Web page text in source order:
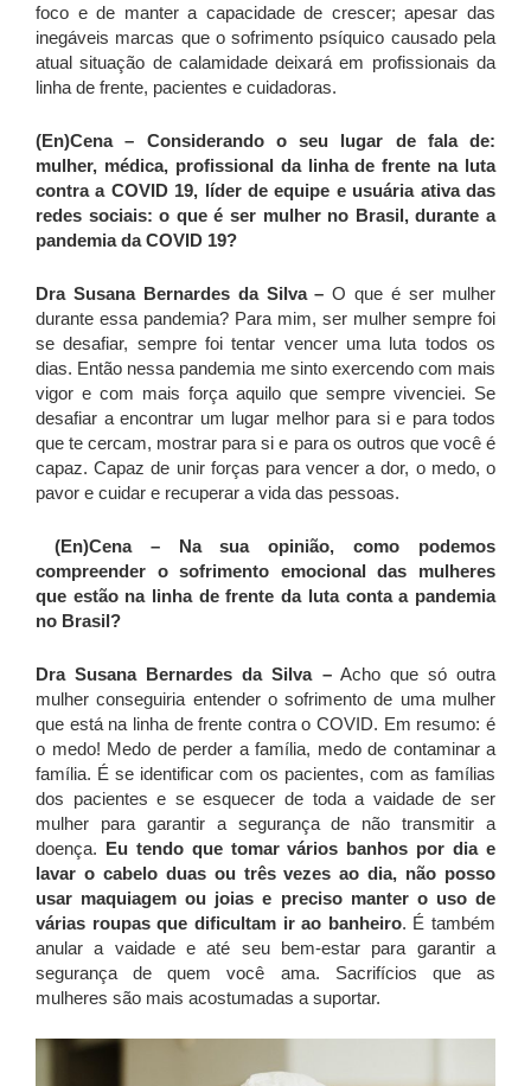
foco e de manter a capacidade de crescer; apesar das
inegáveis marcas que o sofrimento psíquico causado pela
atual situação de calamidade deixará em profissionais da
linha de frente, pacientes e cuidadoras.
(En)Cena – Considerando o seu lugar de fala de:
mulher, médica, profissional da linha de frente na luta
contra a COVID 19, líder de equipe e usuária ativa das
redes sociais: o que é ser mulher no Brasil, durante a
pandemia da COVID 19?
Dra Susana Bernardes da Silva – O que é ser mulher
durante essa pandemia? Para mim, ser mulher sempre foi
se desafiar, sempre foi tentar vencer uma luta todos os
dias. Então nessa pandemia me sinto exercendo com mais
vigor e com mais força aquilo que sempre vivenciei. Se
desafiar a encontrar um lugar melhor para si e para todos
que te cercam, mostrar para si e para os outros que você é
capaz. Capaz de unir forças para vencer a dor, o medo, o
pavor e cuidar e recuperar a vida das pessoas.
(En)Cena – Na sua opinião, como podemos
compreender o sofrimento emocional das mulheres
que estão na linha de frente da luta conta a pandemia
no Brasil?
Dra Susana Bernardes da Silva –Acho que só outra
mulher conseguiria entender o sofrimento de uma mulher
que está na linha de frente contra o COVID. Em resumo: é
o medo! Medo de perder a família, medo de contaminar a
família. É se identificar com os pacientes, com as famílias
dos pacientes e se esquecer de toda a vaidade de ser
mulher para garantir a segurança de não transmitir a
doença. Eu tendo que tomar vários banhos por dia e
lavar o cabelo duas ou três vezes ao dia, não posso
usar maquiagem ou joias e preciso manter o uso de
várias roupas que dificultam ir ao banheiro. É também
anular a vaidade e até seu bem-estar para garantir a
segurança de quem você ama. Sacrifícios que as
mulheres são mais acostumadas a suportar.